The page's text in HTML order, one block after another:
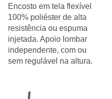
Encosto em tela flexível
100% poliéster de alta
resistência ou espuma
injetada. Apoio lombar
independente, com ou
sem regulável na altura.